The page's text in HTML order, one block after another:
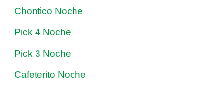
Chontico Noche
Pick 4 Noche
Pick 3 Noche
Cafeterito Noche